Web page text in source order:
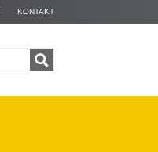
KONTAKT